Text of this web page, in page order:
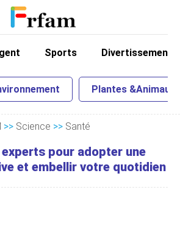
Sports Divertissement
Plantes &Animaux
>> Science >> Santé
pour adopter une
et embellir votre quotidien